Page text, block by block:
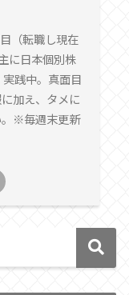
（転職し現在
に日本個別株
践中。真面目
加え、タメに
。※毎週末更新